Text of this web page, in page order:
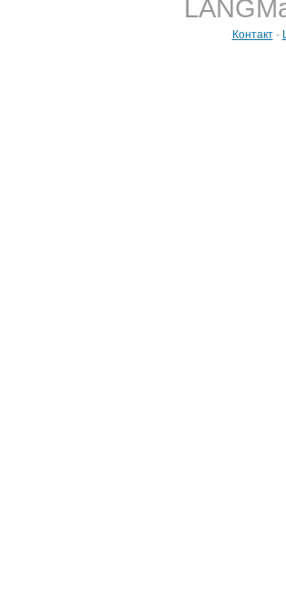
Контакт-